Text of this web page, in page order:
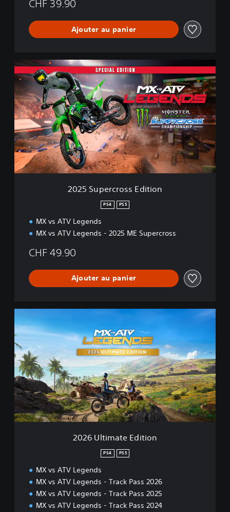
CHF 39.90
Ajouter au panier
2
0
2
5
S
u
e
r
c
r
o
2025 Supercross Edition
PS4 PS5
MX vs ATV Legends
MX vs ATV Legends - 2025 ME Supercross
CHF 49.90
Ajouter au panier
0
2
6
U
t
i
m
a
t
e
2026 Ultimate Edition
PS4 PS5
MX vs ATV Legends
MX vs ATV Legends - Track Pass 2026
MX vs ATV Legends - Track Pass 2025
MX vs ATV Legends - Track Pass 2024